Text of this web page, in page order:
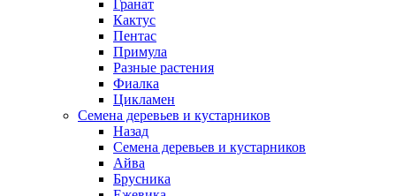
Гранат
Кактус
Пентас
Примула
Разные растения
Фиалка
Цикламен
Семена деревьев и кустарников
Назад
Семена деревьев и кустарников
Айва
Брусника